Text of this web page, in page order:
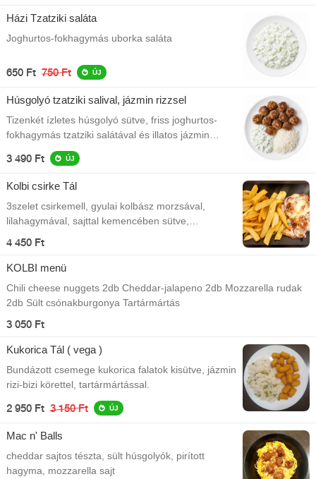
Házi Tzatziki saláta
Joghurtos-fokhagymás uborka saláta
650 Ft 750 Ft ÚJ
Húsgolyó tzatziki salival, jázmin rizzsel
Tizenkét ízletes húsgolyó sütve, friss joghurtos-
fokhagymás tzatziki salátával és illatos jázmin
rizzsel tálalva.
3 490 Ft ÚJ
Kolbi csirke Tál
3szelet csirkemell, gyulai kolbász morzsával,
lilahagymával, sajttal kemencében sütve,
csónakburgonyával A Kolbistro kínálatából!
4 450 Ft
KOLBI menü
Chili cheese nuggets 2db Cheddar-jalapeno 2db Mozzarella rudak
2db Sült csónakburgonya Tartármártás
3 050 Ft
Kukorica Tál ( vega )
Bundázott csemege kukorica falatok kisütve, jázmin
rizi-bizi körettel, tartármártással.
2 950 Ft 3 150 Ft ÚJ
Mac n' Balls
cheddar sajtos tészta, sült húsgolyók, pirított
hagyma, mozzarella sajt